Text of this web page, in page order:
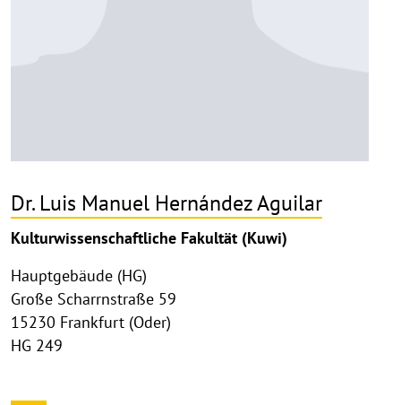
Dr. Luis Manuel Hernández Aguilar
Kulturwissenschaftliche Fakultät (Kuwi)
Hauptgebäude (HG)
Große Scharrnstraße 59
15230 Frankfurt (Oder)
HG 249